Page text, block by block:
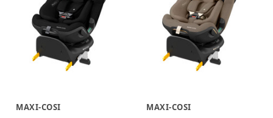
MAXI-COSI
MAXI-COSI